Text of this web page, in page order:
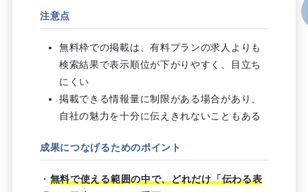
注意点
無料枠での掲載は、有料プランの求人よりも
検索結果で表示順位が下がりやすく、目立ち
にくい
掲載できる情報量に制限がある場合があり、
自社の魅力を十分に伝えきれないこともある
成果につなげるためのポイント
・ 無料で使える範囲の中で、どれだけ「伝わる表